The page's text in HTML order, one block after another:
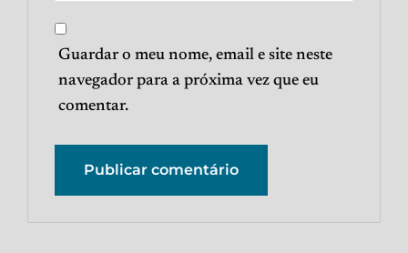
Guardar o meu nome, email e site neste
navegador para a próxima vez que eu
comentar.